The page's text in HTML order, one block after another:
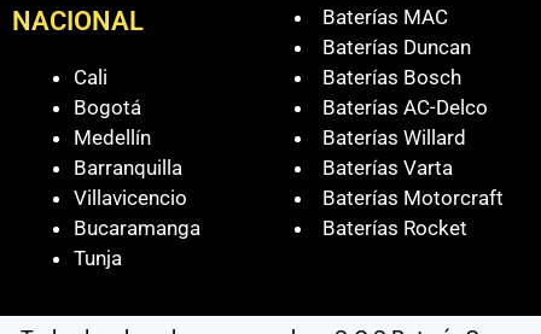
NACIONAL
Cali
Bogotá
Medellín
Barranquilla
Villavicencio
Bucaramanga
Tunja
Baterías MAC
Baterías Duncan
Baterías Bosch
Baterías AC-Delco
Baterías Willard
Baterías Varta
Baterías Motorcraft
Baterías Rocket